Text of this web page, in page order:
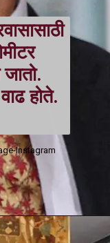
जातो.
होते.
Instagram